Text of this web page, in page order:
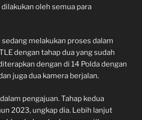
oleh semua para
sedang melakukan proses dalam
dengan tahap dua yang sudah
dengan di 14 Polda dengan
juga dua kamera berjalan.
pengajuan. Tahap kedua
2023, ungkap dia. Lebih lanjut